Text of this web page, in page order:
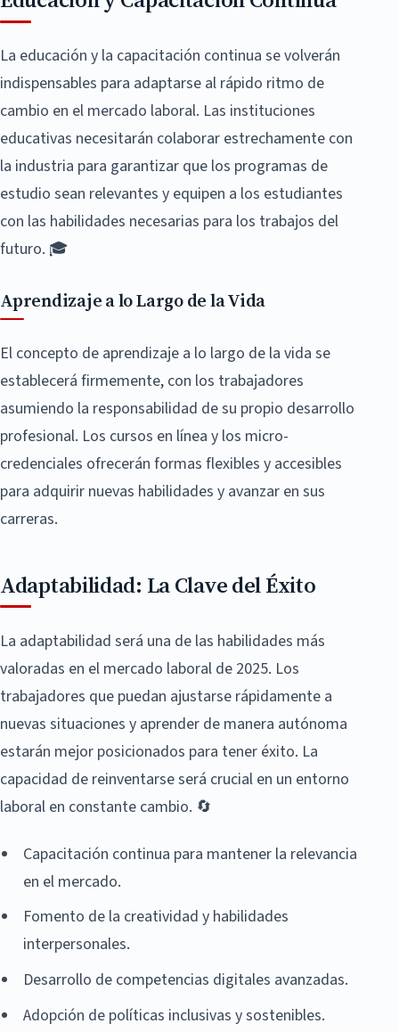
La educación y la capacitación continua se volverán
indispensables para adaptarse al rápido ritmo de
cambio en el mercado laboral. Las instituciones
educativas necesitarán colaborar estrechamente con
la industria para garantizar que los programas de
estudio sean relevantes y equipen a los estudiantes
con las habilidades necesarias para los trabajos del
futuro. 🎓
Aprendizaje a lo Largo de la Vida
El concepto de aprendizaje a lo largo de la vida se
establecerá firmemente, con los trabajadores
asumiendo la responsabilidad de su propio desarrollo
profesional. Los cursos en línea y los micro-
credenciales ofrecerán formas flexibles y accesibles
para adquirir nuevas habilidades y avanzar en sus
carreras.
Adaptabilidad: La Clave del Éxito
La adaptabilidad será una de las habilidades más
valoradas en el mercado laboral de 2025. Los
trabajadores que puedan ajustarse rápidamente a
nuevas situaciones y aprender de manera autónoma
estarán mejor posicionados para tener éxito. La
capacidad de reinventarse será crucial en un entorno
laboral en constante cambio. 🔄
Capacitación continua para mantener la relevancia
en el mercado.
Fomento de la creatividad y habilidades
interpersonales.
Desarrollo de competencias digitales avanzadas.
Adopción de políticas inclusivas y sostenibles.